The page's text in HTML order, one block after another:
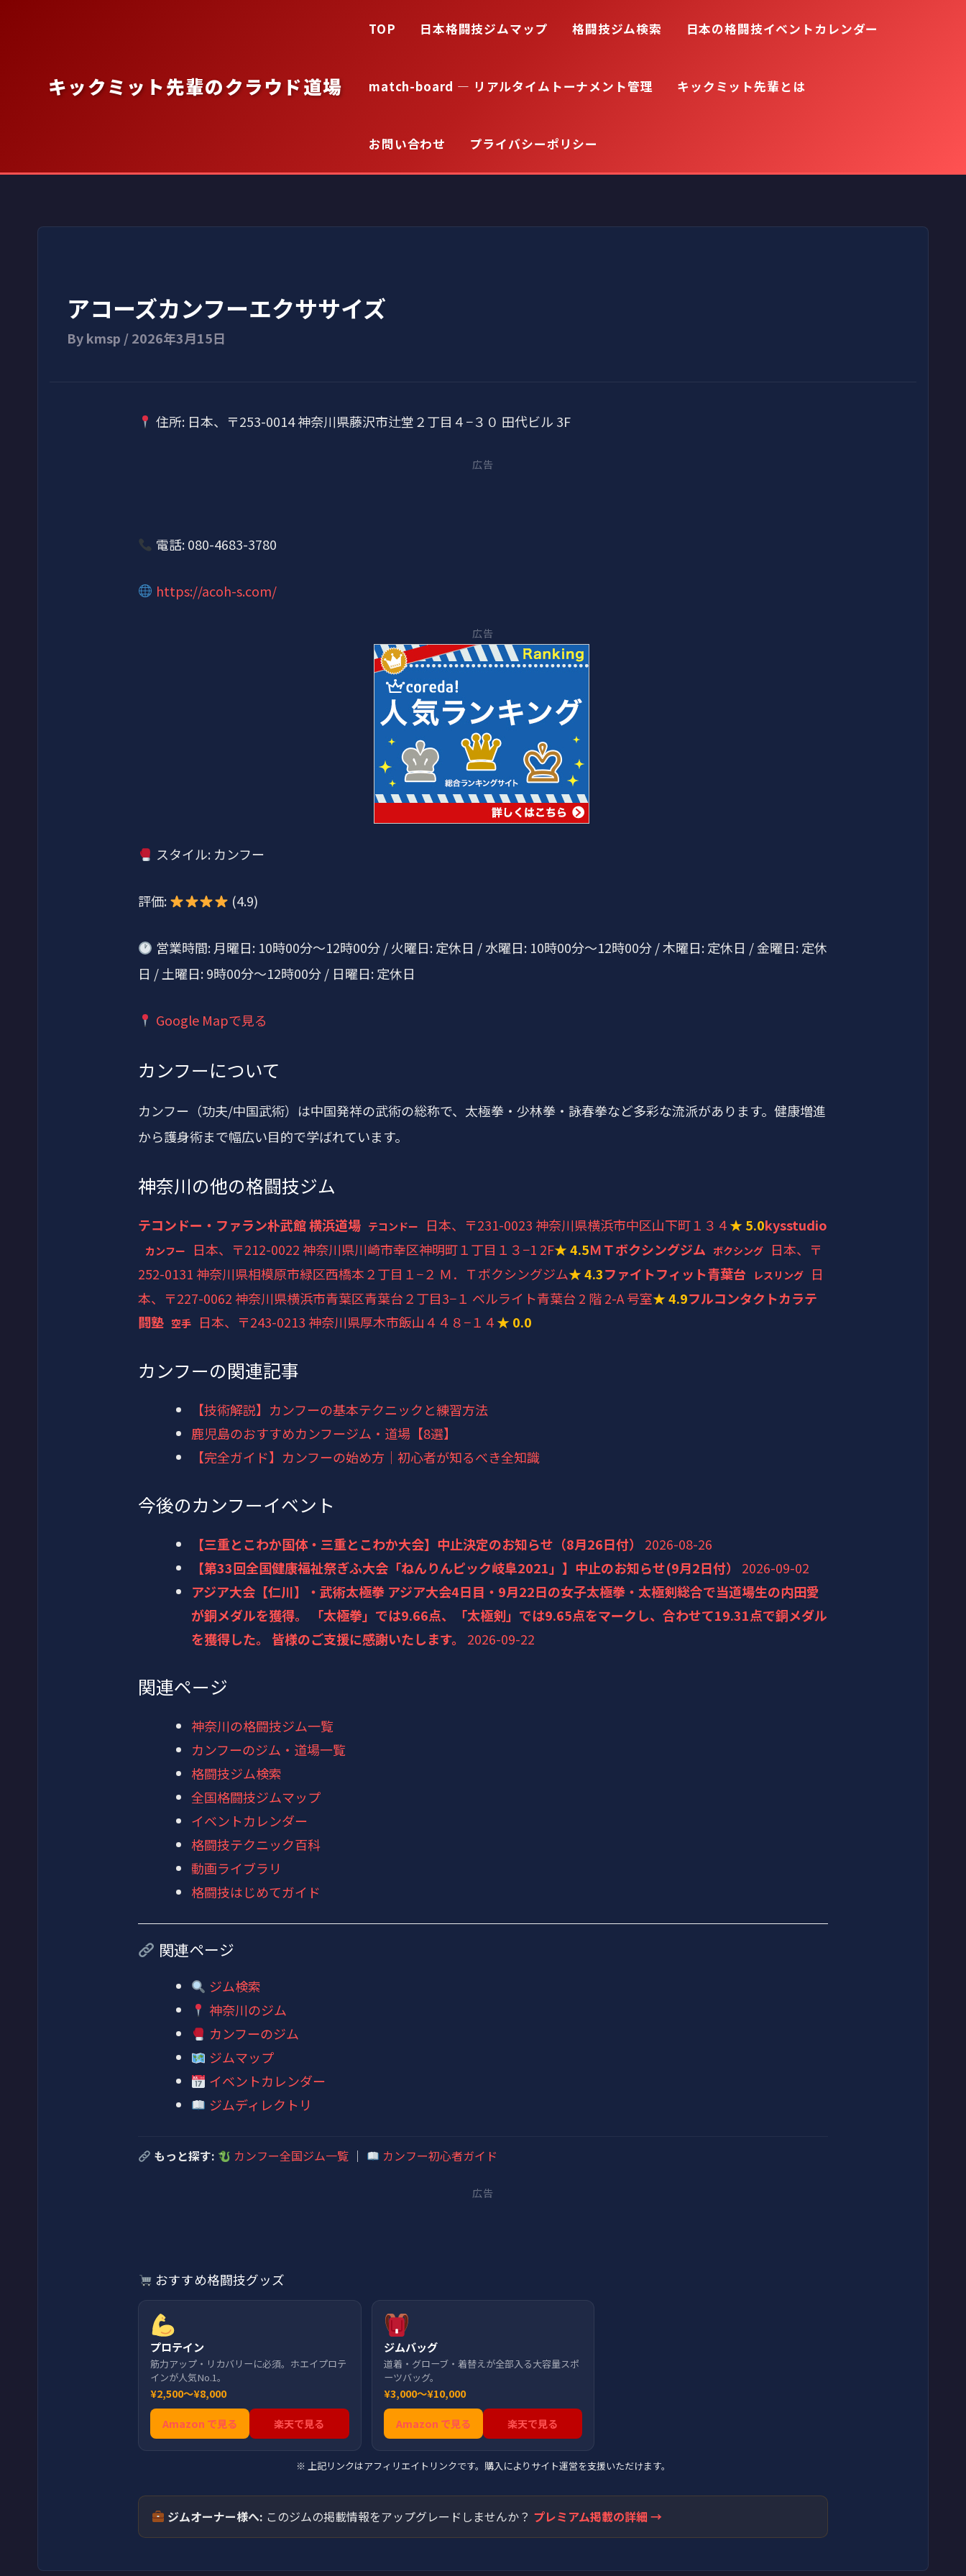
キックミット先輩のクラウド道場
TOP 日本格闘技ジムマップ 格闘技ジム検索 日本の格闘技イベントカレンダー
match-board — リアルタイムトーナメント管理 キックミット先輩とは
お問い合わせ プライバシーポリシー
アコーズカンフーエクササイズ
Bykmsp /2026年3月15日
住所: 日本、〒253-0014 神奈川県藤沢市辻堂２丁目４−３０ 田代ビル 3F
広告
電話: 080-4683-3780
https://acoh-s.com/
広告
スタイル: カンフー
評価: (4.9)
営業時間: 月曜日: 10時00分～12時00分 / 火曜日: 定休日 / 水曜日: 10時00分～12時00分 / 木曜日: 定休日 / 金曜日: 定休
日 / 土曜日: 9時00分～12時00分 / 日曜日: 定休日
Google Mapで見る
カンフーについて
カンフー（功夫/中国武術）は中国発祥の武術の総称で、太極拳・少林拳・詠春拳など多彩な流派があります。健康増進
から護身術まで幅広い目的で学ばれています。
神奈川の他の格闘技ジム
テコンドー・ファラン朴武館 横浜道場 テコンドー 日本、〒231-0023 神奈川県横浜市中区山下町１３４★ 5.0kysstudio
カンフー 日本、〒212-0022 神奈川県川崎市幸区神明町１丁目１３−1 2F★ 4.5ＭＴボクシングジム ボクシング
日本、〒
252-0131 神奈川県相模原市緑区西橋本２丁目１−２ Ｍ．Ｔボクシングジム★ 4.3ファイトフィット青葉台 レスリング
日
本、〒227-0062 神奈川県横浜市青葉区青葉台２丁目3−１ ベルライト青葉台 2 階 2-A 号室★ 4.9フルコンタクトカラテ
闘塾 空手 日本、〒243-0213 神奈川県厚木市飯山４４８−１４★ 0.0
カンフーの関連記事
【技術解説】カンフーの基本テクニックと練習方法
鹿児島のおすすめカンフージム・道場【8選】
【完全ガイド】カンフーの始め方｜初心者が知るべき全知識
今後のカンフーイベント
【三重とこわか国体・三重とこわか大会】中止決定のお知らせ（8月26日付）
2026-08-26
【第33回全国健康福祉祭ぎふ大会「ねんりんピック岐阜2021」】中止のお知らせ(9月2日付）
2026-09-02
アジア大会【仁川】・武術太極拳 アジア大会4日目・9月22日の女子太極拳・太極剣総合で当道場生の内田愛
が銅メダルを獲得。 「太極拳」では9.66点、「太極剣」では9.65点をマークし、合わせて19.31点で銅メダル
を獲得した。 皆様のご支援に感謝いたします。
2026-09-22
関連ページ
神奈川の格闘技ジム一覧
カンフーのジム・道場一覧
格闘技ジム検索
全国格闘技ジムマップ
イベントカレンダー
格闘技テクニック百科
動画ライブラリ
格闘技はじめてガイド
関連ページ
ジム検索
神奈川のジム
カンフーのジム
ジムマップ
イベントカレンダー
ジムディレクトリ
もっと探す: カンフー全国ジム一覧 ｜ カンフー初心者ガイド
広告
おすすめ格闘技グッズ
プロテイン
筋力アップ・リカバリーに必須。ホエイプロテ
インが人気No.1。
¥2,500〜¥8,000
Amazon で見る 楽天で見る
ジムバッグ
道着・グローブ・着替えが全部入る大容量スポ
ーツバッグ。
¥3,000〜¥10,000
Amazon で見る 楽天で見る
※ 上記リンクはアフィリエイトリンクです。購入によりサイト運営を支援いただけます。
ジムオーナー様へ: このジムの掲載情報をアップグレードしませんか？ プレミアム掲載の詳細 →